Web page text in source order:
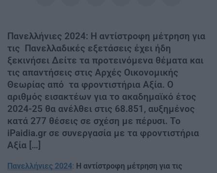
Πανελλήνιες 2024: Η αντίστροφη μέτρηση για
τις Πανελλαδικές εξετάσεις έχει ήδη
ξεκινήσει Δείτε τα προτεινόμενα θέματα και
τις απαντήσεις στις Αρχές Οικονομικής
Θεωρίας από τα φροντιστήρια Αξία. Ο
αριθμός εισακτέων για το ακαδημαϊκό έτος
2024-25 θα ανέλθει στις 68.851, αυξημένος
κατά 277 θέσεις σε σχέση με πέρυσι. Το
iPaidia.gr σε συνεργασία με τα φροντιστήρια
Αξία […]
Πανελλήνιες 2024: Η αντίστροφη μέτρηση για τις